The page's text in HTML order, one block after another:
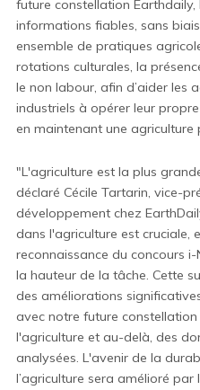
future constellation Earthdaily,
informations fiables, sans
ensemble de pratiques
rotations culturales, la
le non labour, afin d’aider les
industriels à opérer leur
en maintenant une agriculture
"L'agriculture est la plus
déclaré Cécile Tartarin, vice-
développement chez
dans l'agriculture est cruciale,
reconnaissance du concours i-
la hauteur de la tâche. Cette
des améliorations
avec notre future constellation
l'agriculture et au-delà, des
analysées. L'avenir de la
l’agriculture sera amélioré